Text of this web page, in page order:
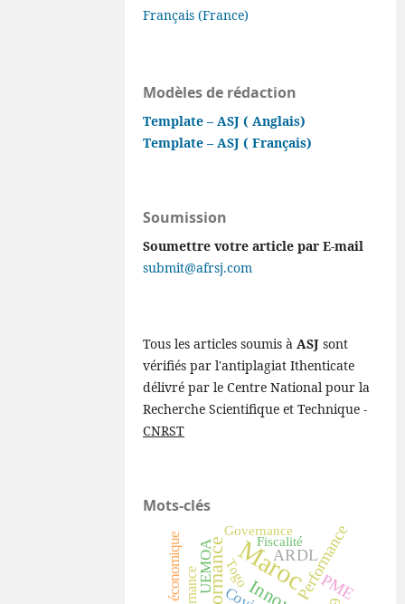
Français (France)
Modèles de rédaction
Template – ASJ ( Anglais)
Template – ASJ ( Français)
Soumission
Soumettre votre article par E-mail
submit@afrsj.com
Tous les articles soumis àASJ sont
vérifiés par l'antiplagiat Ithenticate
délivré par le Centre National pour la
Recherche Scientifique et Technique -
CNRST
Mots-clés
MarocPerformance
ARDL
PME
UEMOA Togo
Fiscalité
Governance